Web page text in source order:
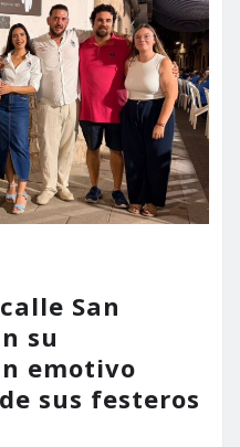
San
su
emotivo
sus festeros